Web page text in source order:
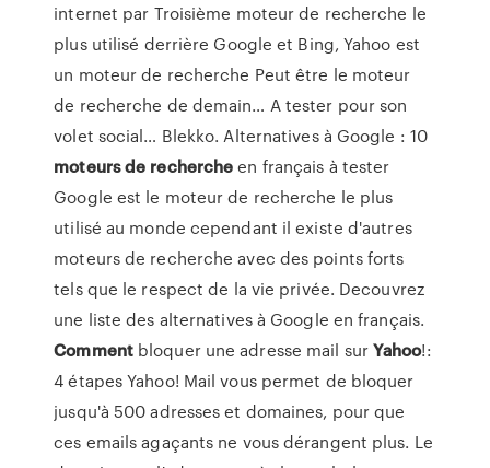
internet par Troisième moteur de recherche le
plus utilisé derrière Google et Bing, Yahoo est
un moteur de recherche Peut être le moteur
de recherche de demain… A tester pour son
volet social… Blekko. Alternatives à Google : 10
moteursde rechercheen français à tester
Google est le moteur de recherche le plus
utilisé au monde cependant il existe d'autres
moteurs de recherche avec des points forts
tels que le respect de la vie privée. Decouvrez
une liste des alternatives à Google en français.
Commentbloquer une adresse mail surYahoo!:
4 étapes Yahoo! Mail vous permet de bloquer
jusqu'à 500 adresses et domaines, pour que
ces emails agaçants ne vous dérangent plus. Le